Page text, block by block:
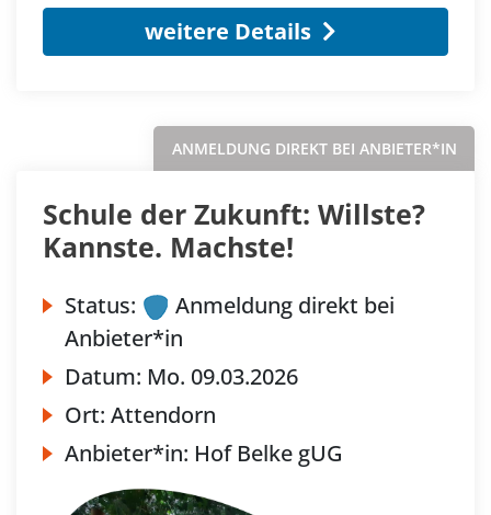
weitere Details
ANMELDUNG DIREKT BEI ANBIETER*IN
Schule der Zukunft: Willste?
Kannste. Machste!
Status:
Anmeldung direkt bei
Anbieter*in
Datum: Mo. 09.03.2026
Ort: Attendorn
Anbieter*in: Hof Belke gUG